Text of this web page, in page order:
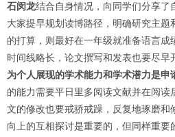
石闵龙结合自身情况，向同学们分享了
大家提早规划读博路径，明确研究主题
的打算，则最好在一年级就准备语言成
时间线略长，论文撰写和发表也要尽早
为个人展现的学术能力和学术潜力是申
的能力需要平日里多阅读文献并在阅
文的修改也要戒骄戒躁，反复地琢磨和
向上的互相探讨是重要的，但同样重要